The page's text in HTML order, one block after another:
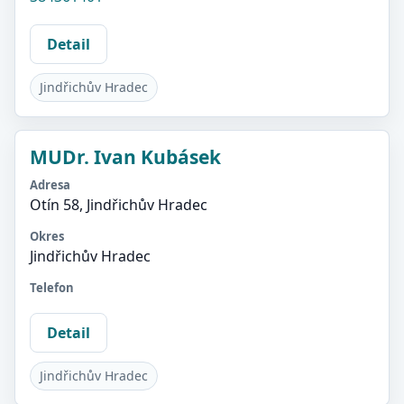
Detail
Jindřichův Hradec
MUDr. Ivan Kubásek
Adresa
Otín 58, Jindřichův Hradec
Okres
Jindřichův Hradec
Telefon
Detail
Jindřichův Hradec